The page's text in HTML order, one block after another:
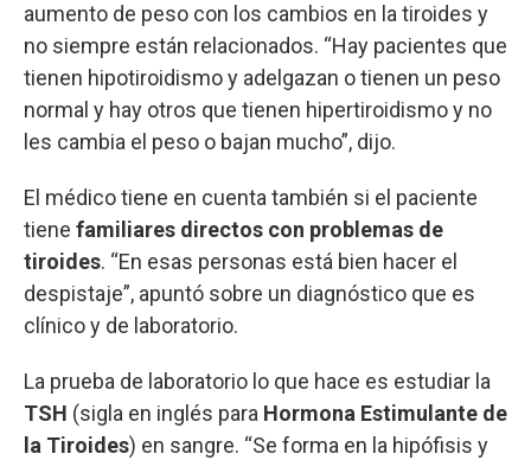
aumento de peso con los cambios en la tiroides y
no siempre están relacionados. “Hay pacientes que
tienen hipotiroidismo y adelgazan o tienen un peso
normal y hay otros que tienen hipertiroidismo y no
les cambia el peso o bajan mucho”, dijo.
El médico tiene en cuenta también si el paciente
tiene familiares directos con problemas de
tiroides. “En esas personas está bien hacer el
despistaje”, apuntó sobre un diagnóstico que es
clínico y de laboratorio.
La prueba de laboratorio lo que hace es estudiar la
TSH (sigla en inglés para Hormona Estimulante de
la Tiroides) en sangre. “Se forma en la hipófisis y